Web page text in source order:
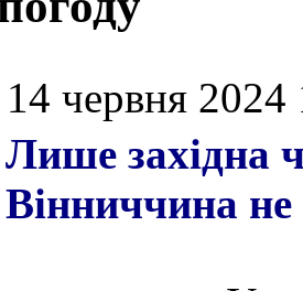
червня
Лише західна
Вінниччина не